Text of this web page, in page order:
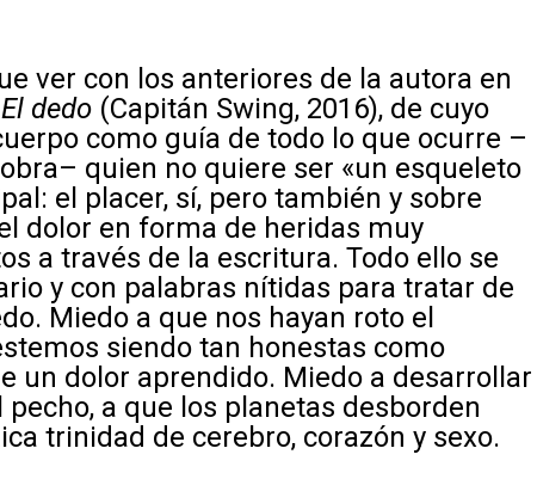
ver con los anteriores de la autora en
El dedo (Capitán Swing, 2016), de cuyo
como guía de todo lo que ocurre –
quien no quiere ser «un esqueleto
el placer, sí, pero también y sobre
dolor en forma de heridas muy
a través de la escritura. Todo ello se
y con palabras nítidas para tratar de
Miedo a que nos hayan roto el
siendo tan honestas como
un dolor aprendido. Miedo a desarrollar
a que los planetas desborden
trinidad de cerebro, corazón y sexo.